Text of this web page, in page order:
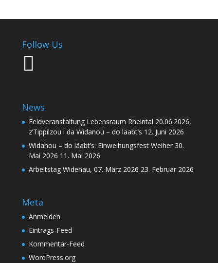
Follow Us
News
Feldveranstaltung Lebensraum Rheintal 20.06.2026,
z’Tippilzou i da Widanou – do läabt’s 12. Juni 2026
Widahou – do läabt’s: Einweihungsfest Weiher 30.
Mai 2026 11. Mai 2026
Arbeitstag Widenau, 07. März 2026 23. Februar 2026
Meta
Anmelden
Eintrags-Feed
Kommentar-Feed
WordPress.org